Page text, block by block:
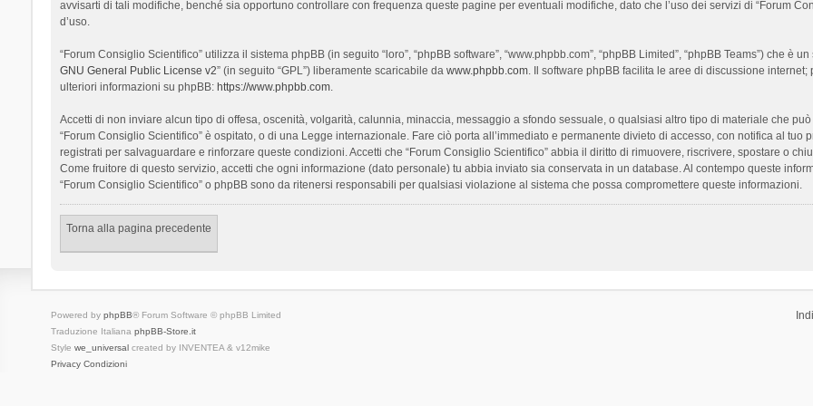
avvisarti di tali modifiche, benché sia opportuno controllare con frequenza queste pagine per eventuali modifiche, dato che l’uso dei servizi di “Forum
d’uso.
“Forum Consiglio Scientifico” utilizza il sistema phpBB (in seguito “loro”, “phpBB software”, “www.phpbb.com”, “phpBB Limited”, “phpBB Teams”) che è
GNU General Public License v2” (in seguito “GPL”) liberamente scaricabile da www.phpbb.com. Il software phpBB facilita le aree di discussione
ulteriori informazioni su phpBB: https://www.phpbb.com.
Accetti di non inviare alcun tipo di offesa, oscenità, volgarità, calunnia, minaccia, messaggio a sfondo sessuale, o qualsiasi altro tipo di materiale che
“Forum Consiglio Scientifico” è ospitato, o di una Legge internazionale. Fare ciò porta all’immediato e permanente divieto di accesso, con notifica al
registrati per salvaguardare e rinforzare queste condizioni. Accetti che “Forum Consiglio Scientifico” abbia il diritto di rimuovere, riscrivere, spostare o
Come fruitore di questo servizio, accetti che ogni informazione (dato personale) tu abbia inviato sia conservata in un database. Al contempo queste
“Forum Consiglio Scientifico” o phpBB sono da ritenersi responsabili per qualsiasi violazione al sistema che possa compromettere queste informazioni.
Torna alla pagina precedente
Powered by phpBB® Forum Software © phpBB Limited
Traduzione Italiana phpBB-Store.it
Style we_universalcreated by INVENTEA & v12mike
Privacy Condizioni